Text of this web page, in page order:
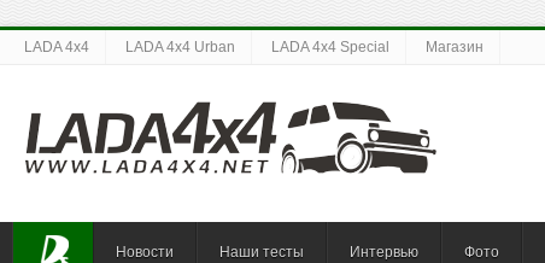
LADA 4x4 LADA 4x4 Urban LADA 4x4 Special Магазин
Новости Наши тесты Интервью Фото